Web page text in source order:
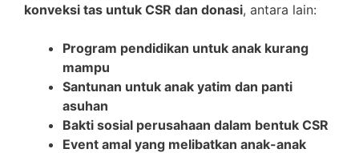
konveksi tas untuk CSR dan donasi, antara lain:
Program pendidikan untuk anak kurang
mampu
Santunan untuk anak yatim dan panti
asuhan
Bakti sosial perusahaan dalam bentuk CSR
Event amal yang melibatkan anak-anak